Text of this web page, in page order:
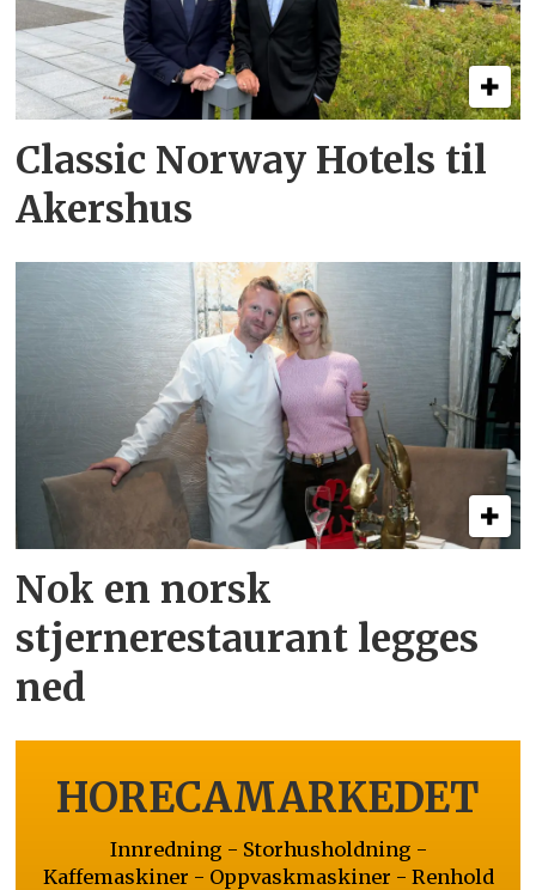
Classic Norway Hotels til
Akershus
Nok en norsk
stjernerestaurant legges
ned
HORECAMARKEDET
Innredning - Storhusholdning -
Kaffemaskiner - Oppvaskmaskiner - Renhold